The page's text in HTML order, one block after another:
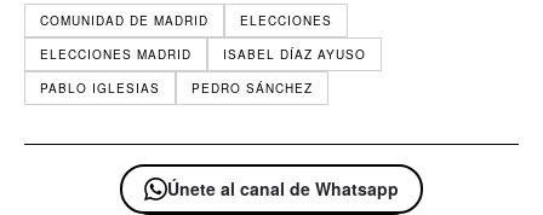
COMUNIDAD DE MADRID
ELECCIONES
ELECCIONES MADRID
ISABEL DÍAZ AYUSO
PABLO IGLESIAS
PEDRO SÁNCHEZ
Únete al canal de Whatsapp